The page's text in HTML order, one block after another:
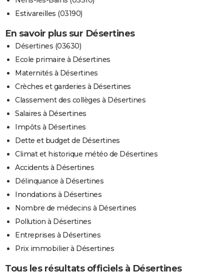
Estivareilles (03190)
En savoir plus sur Désertines
Désertines (03630)
Ecole primaire à Désertines
Maternités à Désertines
Crèches et garderies à Désertines
Classement des collèges à Désertines
Salaires à Désertines
Impôts à Désertines
Dette et budget de Désertines
Climat et historique météo de Désertines
Accidents à Désertines
Délinquance à Désertines
Inondations à Désertines
Nombre de médecins à Désertines
Pollution à Désertines
Entreprises à Désertines
Prix immobilier à Désertines
Tous les résultats officiels à Désertines